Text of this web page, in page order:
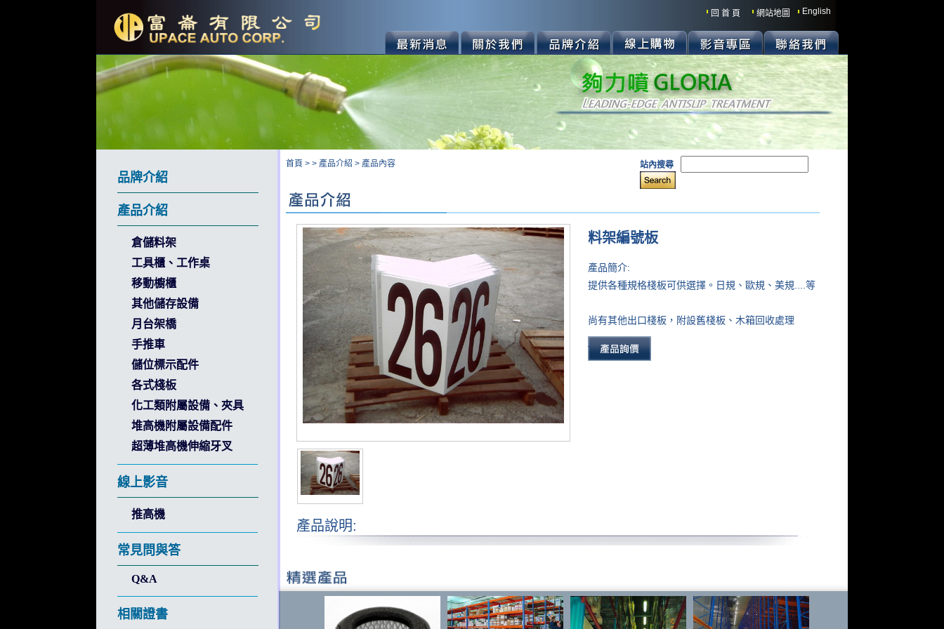
回 首 頁 網站地圖 English
品牌介紹
產品介紹
倉儲料架
工具櫃、工作桌
移動櫥櫃
其他儲存設備
月台架橋
手推車
儲位標示配件
各式棧板
化工類附屬設備、夾具
堆高機附屬設備配件
超薄堆高機伸縮牙叉
線上影音
推高機
常見問與答
Q&A
相關證書
首頁 > > 產品介紹 > 產品內容 站內搜尋
料架編號板
產品簡介:
提供各種規格棧板可供選擇。日規、歐規、美規....等
尚有其他出口棧板，附設舊棧板、木箱回收處理
產品說明: